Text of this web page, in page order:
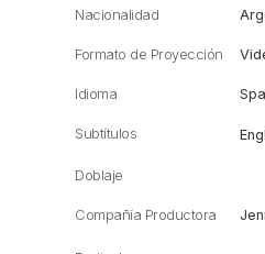
Nacionalidad
Formato de Proyección
Idioma
Subtítulos
Doblaje
Compañía Productora